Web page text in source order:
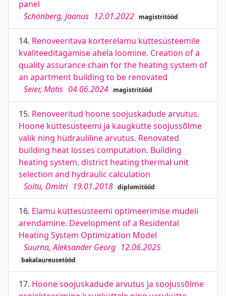
panel
Schönberg, Jaanus 12.01.2022 magistritööd
14. Renoveeritava korterelamu küttesüsteemile
kvaliteeditagamise ahela loomine. Creation of a
quality assurance chain for the heating system of
an apartment building to be renovated
Seier, Matis 04.06.2024 magistritööd
15. Renoveeritud hoone soojuskadude arvutus.
Hoone küttesüsteemi ja kaugkütte soojussõlme
valik ning hüdrauliline arvutus. Renovated
building heat losses computation. Building
heating system, district heating thermal unit
selection and hydraulic calculation
Soitu, Dmitri 19.01.2018 diplomitööd
16. Elamu küttesüsteemi optimeerimise mudeli
arendamine. Development of a Residental
Heating System Optimization Model
Suurna, Aleksander Georg 12.06.2025
bakalaureusetööd
17. Hoone soojuskadude arvutus ja soojussõlme